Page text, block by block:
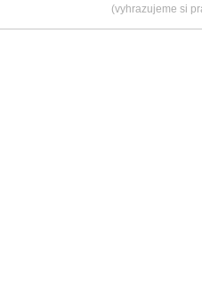
(vyhrazujeme si